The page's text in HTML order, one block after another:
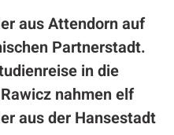
aus Attendorn auf
Partnerstadt.
in die
nahmen elf
aus der Hansestadt